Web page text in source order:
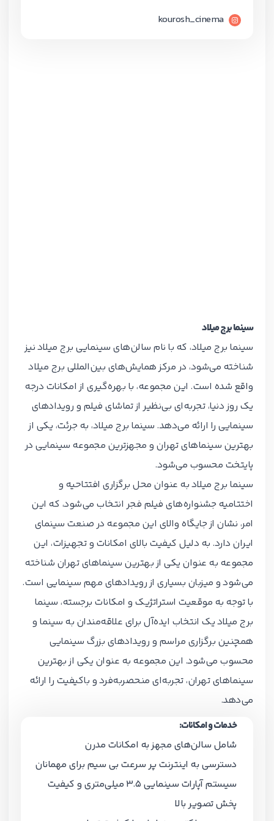
kourosh_cinema
سینما برج میلاد
سینما برج میلاد، که با نام سالن‌های سینمایی برج میلاد نیز
شناخته می‌شود، در مرکز همایش‌های بین‌المللی برج میلاد
واقع شده است. این مجموعه، با بهره‌گیری از امکانات درجه
یک روز دنیا، تجربه‌ای بی‌نظیر از تماشای فیلم و رویدادهای
سینمایی را ارائه می‌دهد. سینما برج میلاد، به جرئت، یکی از
بهترین سینماهای تهران و مجهزترین مجموعه سینمایی در
پایتخت محسوب می‌شود.
سینما برج میلاد به عنوان محل برگزاری افتتاحیه و
اختتامیه جشنواره‌های فیلم فجر انتخاب می‌شود، که این
امر، نشان از جایگاه والای این مجموعه در صنعت سینمای
ایران دارد. به دلیل کیفیت بالای امکانات و تجهیزات، این
مجموعه به عنوان یکی از بهترین سینماهای تهران شناخته
می‌شود و میزبان بسیاری از رویدادهای مهم سینمایی است.
با توجه به موقعیت استراتژیک و امکانات برجسته، سینما
برج میلاد یک انتخاب ایده‌آل برای علاقه‌مندان به سینما و
همچنین برگزاری مراسم و رویدادهای بزرگ سینمایی
محسوب می‌شود. این مجموعه به عنوان یکی از بهترین
سینماهای تهران، تجربه‌ای منحصربه‌فرد و باکیفیت را ارائه
می‌دهد.
خدمات و امکانات:
شامل سالن‌های مجهز به امکانات مدرن
دسترسی به اینترنت پر سرعت بی سیم برای مهمانان
سیستم آپارات سینمایی 3.5 میلی‌متری و کیفیت
پخش تصویر بالا